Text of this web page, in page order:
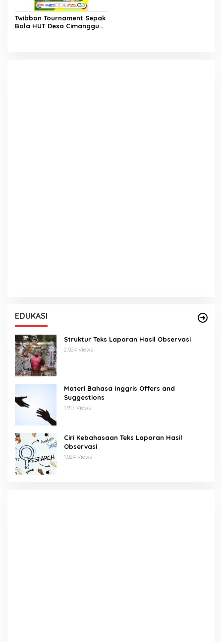
Twibbon Tournament Sepak
Bola HUT Desa Cimanggu
EDUKASI
Struktur Teks Laporan Hasil Observasi
2.024 Views
Materi Bahasa Inggris Offers and
Suggestions
1.917 Views
Ciri Kebahasaan Teks Laporan Hasil
Observasi
1.024 Views